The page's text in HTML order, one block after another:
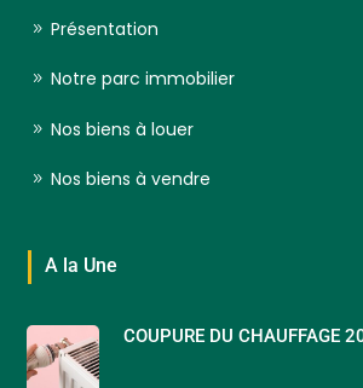
Présentation
Notre parc immobilier
Nos biens à louer
Nos biens à vendre
A la Une
COUPURE DU CHAUFFAGE